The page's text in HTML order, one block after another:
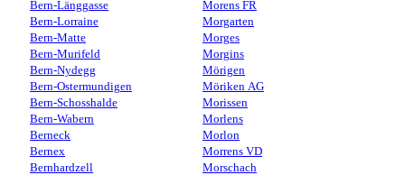
Bern-Länggasse
Bern-Lorraine
Bern-Matte
Bern-Murifeld
Bern-Nydegg
Bern-Ostermundigen
Bern-Schosshalde
Bern-Wabern
Berneck
Bernex
Bernhardzell
Morens FR
Morgarten
Morges
Morgins
Mörigen
Möriken AG
Morissen
Morlens
Morlon
Morrens VD
Morschach